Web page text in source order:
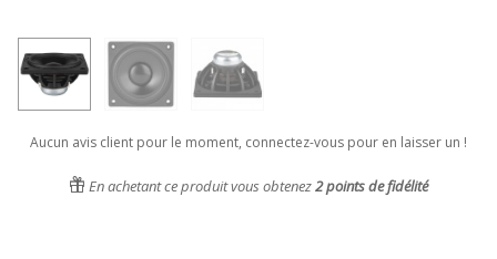
Aucun avis client pour le moment, connectez-vous pour en laisser un !
En achetant ce produit vous obtenez2points de fidélité